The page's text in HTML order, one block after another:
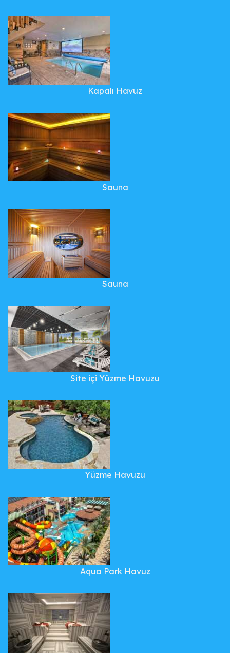
Kapalı Havuz
Sauna
Sauna
Site içi Yüzme Havuzu
Yüzme Havuzu
Aqua Park Havuz